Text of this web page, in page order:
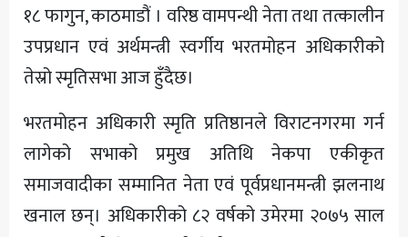
१८ फागुन, काठमाडौं । वरिष्ठ वामपन्थी नेता तथा तत्कालीन
उपप्रधान एवं अर्थमन्त्री स्वर्गीय भरतमोहन अधिकारीको
तेस्रो स्मृतिसभा आज हुँदैछ।
भरतमोहन अधिकारी स्मृति प्रतिष्ठानले विराटनगरमा गर्न
लागेको सभाको प्रमुख अतिथि नेकपा एकीकृत
समाजवादीका सम्मानित नेता एवं पूर्वप्रधानमन्त्री झलनाथ
खनाल छन्। अधिकारीको ८२ वर्षको उमेरमा २०७५ साल